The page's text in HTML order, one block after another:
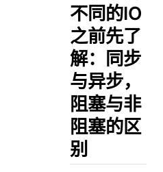
代码实例：
不同的IO
之前先了
解：同步
与异步，
阻塞与非
阻塞的区
别